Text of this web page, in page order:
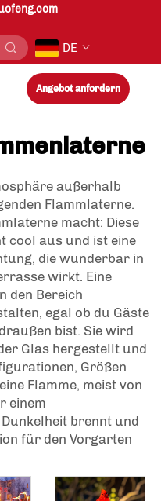
DE
Angebot anfordern
außerhalb
Flammlaterne.
macht: Diese
cool aus und ist eine
die wunderbar in
wirkt. Eine
den Bereich
egal ob du Gäste
bist. Sie wird
Glas hergestellt und
Größen
Flamme, meist von
einem
brennt und
für den Vorgarten